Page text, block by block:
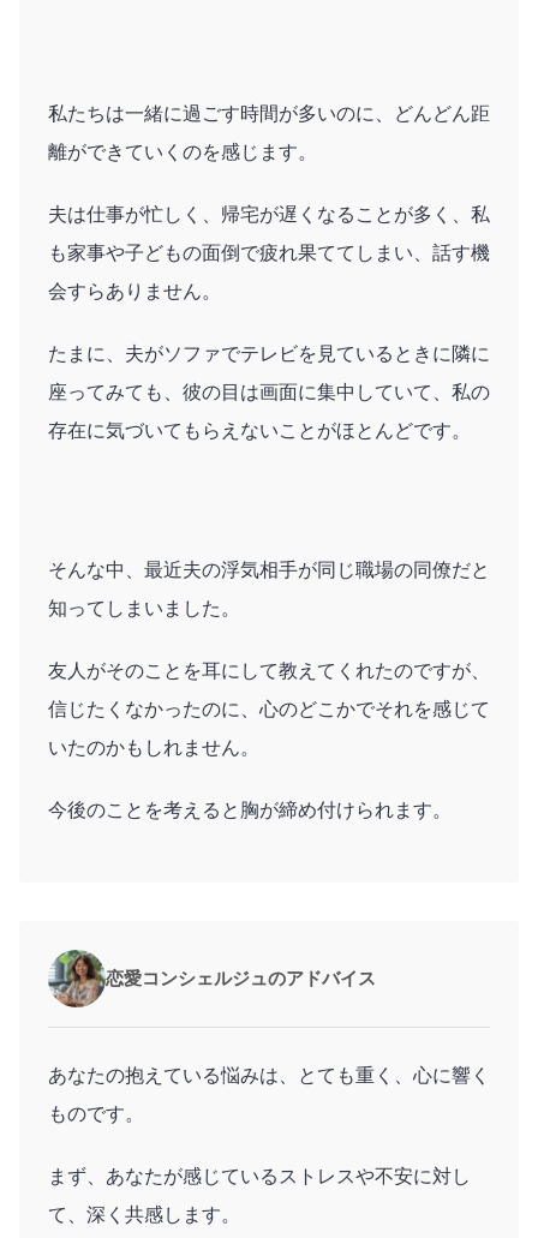
私たちは一緒に過ごす時間が多いのに、どんどん距
離ができていくのを感じます。
夫は仕事が忙しく、帰宅が遅くなることが多く、私
も家事や子どもの面倒で疲れ果ててしまい、話す機
会すらありません。
たまに、夫がソファでテレビを見ているときに隣に
座ってみても、彼の目は画面に集中していて、私の
存在に気づいてもらえないことがほとんどです。
そんな中、最近夫の浮気相手が同じ職場の同僚だと
知ってしまいました。
友人がそのことを耳にして教えてくれたのですが、
信じたくなかったのに、心のどこかでそれを感じて
いたのかもしれません。
今後のことを考えると胸が締め付けられます。
恋愛コンシェルジュのアドバイス
あなたの抱えている悩みは、とても重く、心に響く
ものです。
まず、あなたが感じているストレスや不安に対し
て、深く共感します。